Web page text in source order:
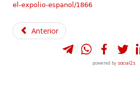
el-expolio-espanol/1866
Anterior
powered by social2s